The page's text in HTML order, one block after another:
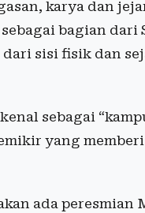
karya dan
bagian dari
sisi fisik dan
sebagai
yang
ada